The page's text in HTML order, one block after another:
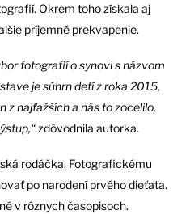
Okrem toho získala aj
príjemné prekvapenie.
fotografií o synovi s názvom
je súhrn detí z roka 2015,
z najťažších a nás to zocelilo,
zdôvodnila autorka.
rodáčka. Fotografickému
po narodení prvého dieťaťa.
v rôznych časopisoch.